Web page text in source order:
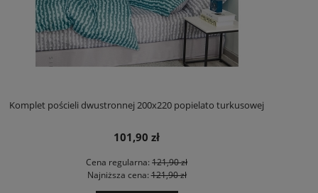
Komplet pościeli dwustronnej 200x220 popielato turkusowej
101,90 zł
Cena regularna: 121,90 zł
Najniższa cena:121,90 zł